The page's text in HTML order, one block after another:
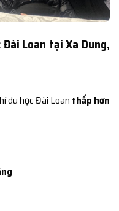
Loan tại Xa Dung,
du học Đài Loan thấp hơn